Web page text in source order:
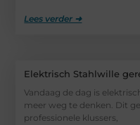
Lees verder ➜
Elektrisch Stahlwille
Vandaag de dag is
meer weg te denken. Dit
professionele klussers,